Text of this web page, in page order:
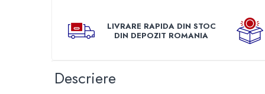
Facebook
LIVRARE RAPIDA DIN STOC
DIN DEPOZIT ROMANIA
Descriere